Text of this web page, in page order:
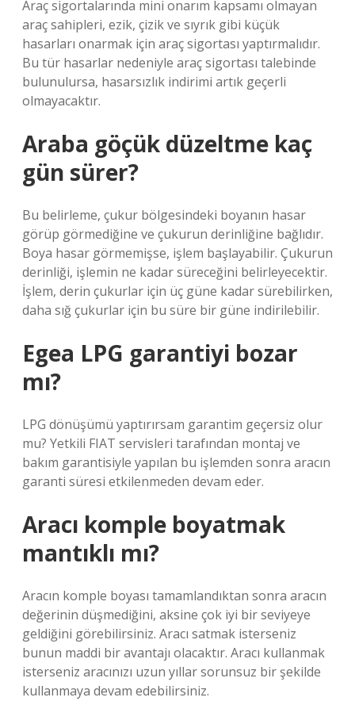
Araç sigortalarında mini onarım kapsamı olmayan
araç sahipleri, ezik, çizik ve sıyrık gibi küçük
hasarları onarmak için araç sigortası yaptırmalıdır.
Bu tür hasarlar nedeniyle araç sigortası talebinde
bulunulursa, hasarsızlık indirimi artık geçerli
olmayacaktır.
Araba göçük düzeltme kaç
gün sürer?
Bu belirleme, çukur bölgesindeki boyanın hasar
görüp görmediğine ve çukurun derinliğine bağlıdır.
Boya hasar görmemişse, işlem başlayabilir. Çukurun
derinliği, işlemin ne kadar süreceğini belirleyecektir.
İşlem, derin çukurlar için üç güne kadar sürebilirken,
daha sığ çukurlar için bu süre bir güne indirilebilir.
Egea LPG garantiyi bozar
mı?
LPG dönüşümü yaptırırsam garantim geçersiz olur
mu? Yetkili FIAT servisleri tarafından montaj ve
bakım garantisiyle yapılan bu işlemden sonra aracın
garanti süresi etkilenmeden devam eder.
Aracı komple boyatmak
mantıklı mı?
Aracın komple boyası tamamlandıktan sonra aracın
değerinin düşmediğini, aksine çok iyi bir seviyeye
geldiğini görebilirsiniz. Aracı satmak isterseniz
bunun maddi bir avantajı olacaktır. Aracı kullanmak
isterseniz aracınızı uzun yıllar sorunsuz bir şekilde
kullanmaya devam edebilirsiniz.